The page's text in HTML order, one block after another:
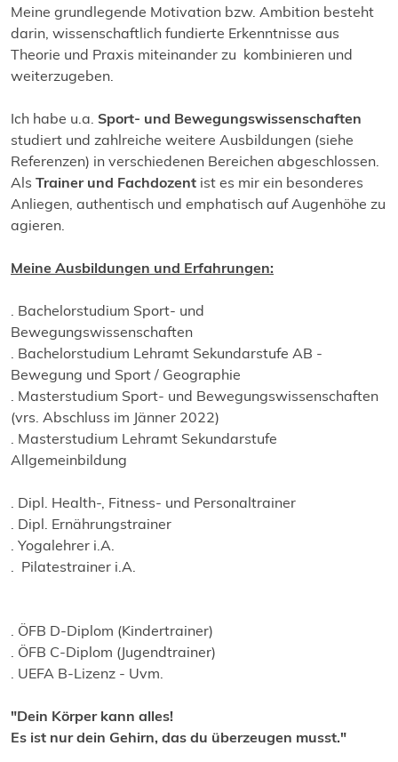
Meine grundlegende Motivation bzw. Ambition besteht
darin, wissenschaftlich fundierte Erkenntnisse aus
Theorie und Praxis miteinander zu kombinieren und
weiterzugeben.
Ich habe u.a. Sport- und Bewegungswissenschaften
studiert und zahlreiche weitere Ausbildungen (siehe
Referenzen) in verschiedenen Bereichen abgeschlossen.
Als Trainer und Fachdozent ist es mir ein besonderes
Anliegen, authentisch und emphatisch auf Augenhöhe zu
agieren.
Meine Ausbildungen und Erfahrungen:
. Bachelorstudium Sport- und
Bewegungswissenschaften
. Bachelorstudium Lehramt Sekundarstufe AB -
Bewegung und Sport / Geographie
. Masterstudium Sport- und Bewegungswissenschaften
(vrs. Abschluss im Jänner 2022)
. Masterstudium Lehramt Sekundarstufe
Allgemeinbildung
. Dipl. Health-, Fitness- und Personaltrainer
. Dipl. Ernährungstrainer
. Yogalehrer i.A.
. Pilatestrainer i.A.
. ÖFB D-Diplom (Kindertrainer)
. ÖFB C-Diplom (Jugendtrainer)
. UEFA B-Lizenz - Uvm.
"Dein Körper kann alles!
Es ist nur dein Gehirn, das du überzeugen musst."